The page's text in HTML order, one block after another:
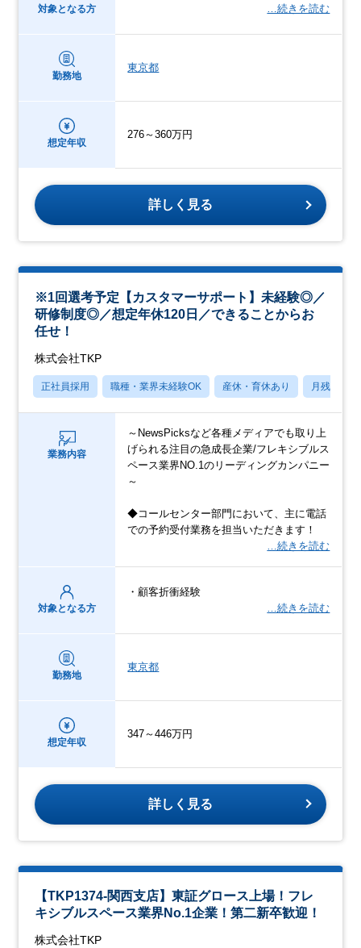
対象となる方
…続きを読む
勤務地
東京都
想定年収
276～360万円
詳しく見る
※1回選考予定【カスタマーサポート】未経験◎／
研修制度◎／想定年休120日／できることからお
任せ！
株式会社TKP
正社員採用 職種・業界未経験OK 産休・育休あり 月残業20
業務内容
～NewsPicksなど各種メディアでも取り上
げられる注目の急成長企業/フレキシブルス
ペース業界NO.1のリーディングカンパニー
～
◆コールセンター部門において、主に電話
での予約受付業務を担当いただきます！
…続きを読む
対象となる方
・顧客折衝経験
…続きを読む
勤務地
東京都
想定年収
347～446万円
詳しく見る
【TKP1374-関西支店】東証グロース上場！フレ
キシブルスペース業界No.1企業！第二新卒歓迎！
株式会社TKP